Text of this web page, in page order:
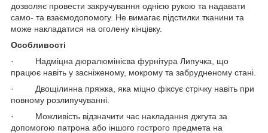
дозволяє провести закручування однією рукою та надавати
само- та взаємодопомогу. Не вимагає підстилки тканини та
може накладатися на оголену кінцівку.
Особливості
· Надміцна дюралюмінієва фурнітура Липучка, що
працює навіть у засніженому, мокрому та забрудненому стані.
· Двощілинна пряжка, яка міцно фіксує стрічку навіть при
повному розлипучуванні.
· Можливість відзначити час накладання джгута за
допомогою патрона або іншого гострого предмета на